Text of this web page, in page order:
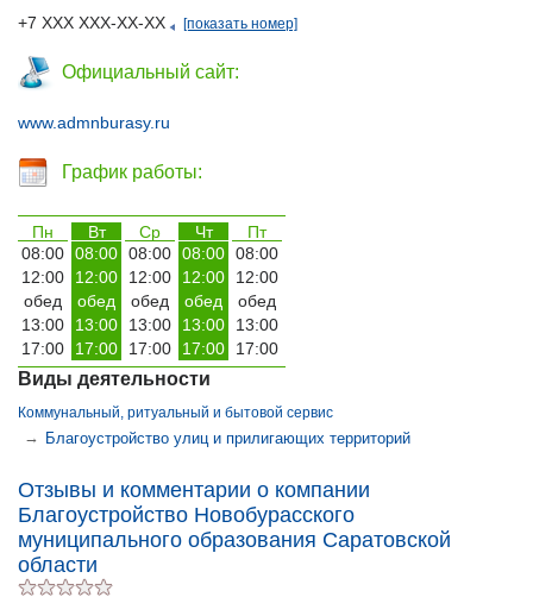
+7 ХХХ ХХХ-ХХ-ХХ [показать номер]
Официальный сайт:
www.admnburasy.ru
График работы:
Пн Вт Ср Чт
Пт
08:00 08:00 08:00 08:00 08:00
12:00
12:00 12:00 12:00
12:00
обед
обед обед обед
обед
13:00
13:00 13:00 13:00
13:00
17:00
17:00 17:00 17:00 17:00
Виды деятельности
Коммунальный, ритуальный и бытовой сервис
→ Благоустройство улиц и прилигающих территорий
Отзывы и комментарии о компании
Благоустройство Новобурасского
муниципального образования Саратовской
области